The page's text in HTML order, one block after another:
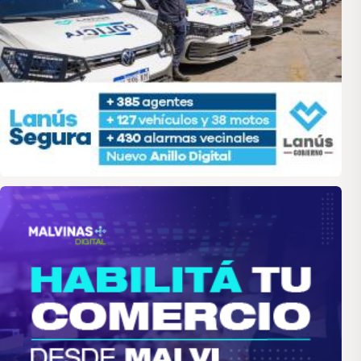
malvinas